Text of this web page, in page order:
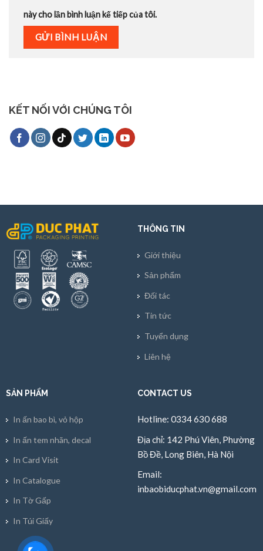
này cho lần bình luận kế tiếp của tôi.
KẾT NỐI VỚI CHÚNG TÔI
THÔNG TIN
Giới thiệu
Sản phẩm
Đối tác
Tin tức
Tuyển dụng
Liên hệ
SẢN PHẨM
In ấn bao bì, vỏ hộp
In ấn tem nhãn, decal
In Card Visit
In Catalogue
In Tờ Gấp
In Túi Giấy
CONTACT US
Hotline: 0334 630 688
Địa chỉ: 142 Phú Viên, Phường
Bồ Đề, Long Biên, Hà Nội
Email:
inbaobiducphat.vn@gmail.com